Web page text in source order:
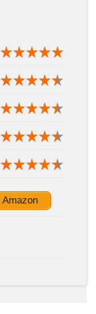
Amazon